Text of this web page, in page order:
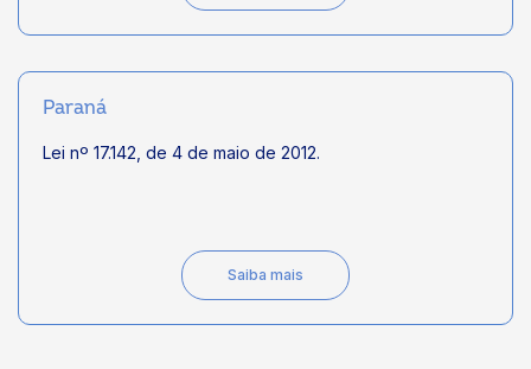
Paraná
Lei nº 17.142, de 4 de maio de 2012.
Saiba mais